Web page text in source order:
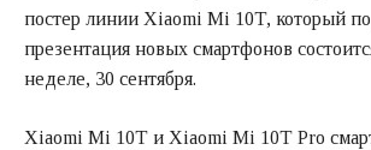
постер линии Xiaomi Mi 10T, который
презентация новых смартфонов
неделе, 30 сентября.
Xiaomi Mi 10T и Xiaomi Mi 10T Pro